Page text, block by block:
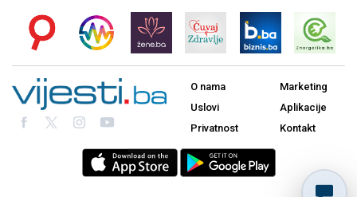
O nama
Uslovi
Privatnost
Marketing
Aplikacije
Kontakt